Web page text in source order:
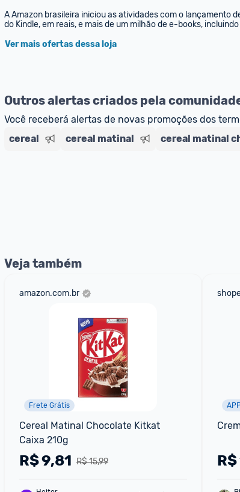
A Amazon brasileira iniciou as atividades com o lançamento
do Kindle, em reais, e mais de um milhão de e-books,
Ver mais ofertas dessa loja
Outros alertas criados pela
Você receberá alertas de novas promoções dos
cereal
cereal matinal cereal matinal
Veja também
amazon.com.br
Frete Grátis
Cereal Matinal Chocolate Kitkat
Caixa 210g
R$ 15,99
R$9,81 R$